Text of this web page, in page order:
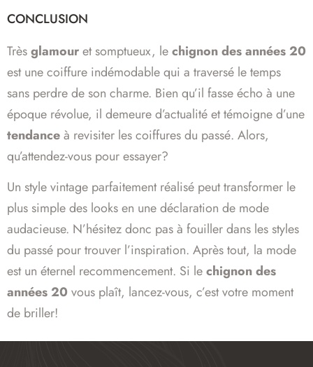
CONCLUSION
Trèsglamouret somptueux, lechignon des années 20
est une coiffure indémodable qui a traversé le temps
sans perdre de son charme. Bien qu’il fasse écho à une
époque révolue, il demeure d’actualité et témoigne d’une
tendanceà revisiter les coiffures du passé. Alors,
qu’attendez-vous pour essayer?
Un style vintage parfaitement réalisé peut transformer le
plus simple des looks en une déclaration de mode
audacieuse. N’hésitez donc pas à fouiller dans les styles
du passé pour trouver l’inspiration. Après tout, la mode
est un éternel recommencement. Si lechignon des
années 20 vous plaît, lancez-vous, c’est votre moment
de briller!